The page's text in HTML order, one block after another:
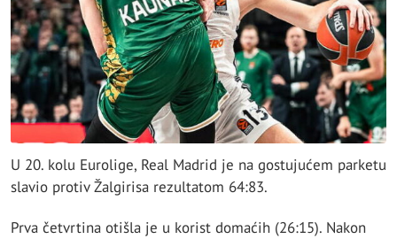
U 20. kolu Eurolige, Real Madrid je na gostujućem parketu
slavio protiv Žalgirisa rezultatom 64:83.
Prva četvrtina otišla je u korist domaćih (26:15). Nakon